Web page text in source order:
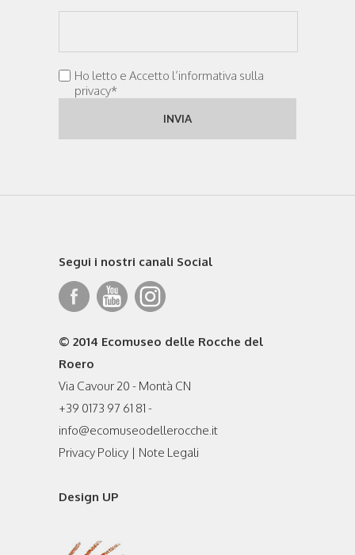
Ho letto e Accetto l’informativa sulla
privacy*
Segui i nostri canali Social
© 2014 Ecomuseo delle Rocche del
Roero
Via Cavour 20 - Montà CN
+39 0173 97 61 81 -
info@ecomuseodellerocche.it
Privacy Policy | Note Legali
Design UP